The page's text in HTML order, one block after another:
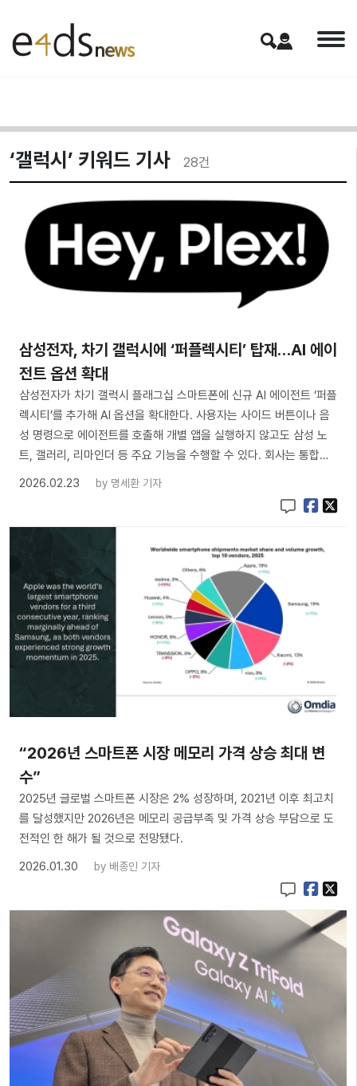
‘갤럭시’ 키워드 기사 28건
삼성전자, 차기 갤럭시에 ‘퍼플렉시티’ 탑재…AI 에이
전트 옵션 확대
삼성전자가 차기 갤럭시 플래그십 스마트폰에 신규 AI 에이전트 ‘퍼플
렉시티’를 추가해 AI 옵션을 확대한다. 사용자는 사이드 버튼이나 음
성 명령으로 에이전트를 호출해 개별 앱을 실행하지 않고도 삼성 노
트, 갤러리, 리마인더 등 주요 기능을 수행할 수 있다. 회사는 통합…
2026.02.23
by 명세환 기자
“2026년 스마트폰 시장 메모리 가격 상승 최대 변
수”
2025년 글로벌 스마트폰 시장은 2% 성장하며, 2021년 이후 최고치
를 달성했지만 2026년은 메모리 공급부족 및 가격 상승 부담으로 도
전적인 한 해가 될 것으로 전망됐다.
2026.01.30
by 배종인 기자